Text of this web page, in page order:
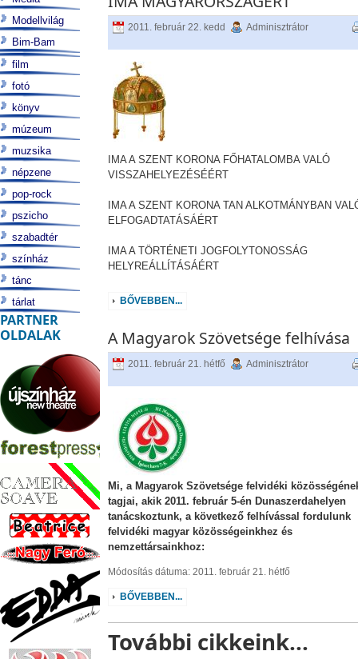
2011. február 22. kedd Adminisztrátor
IMA A SZENT KORONA FŐHATALOMBA VALÓ
VISSZAHELYEZÉSÉÉRT
IMA A SZENT KORONA TAN ALKOTMÁNYBAN
ELFOGADTATÁSÁÉRT
IMA A TÖRTÉNETI JOGFOLYTONOSSÁG
HELYREÁLLÍTÁSÁÉRT
BŐVEBBEN...
A Magyarok Szövetsége felhívása
2011. február 21. hétfő Adminisztrátor
Mi, a Magyarok Szövetsége felvidéki
tagjai, akik 2011. február 5-én Dunaszerdahelyen
tanácskoztunk, a következő felhívással fordulunk
felvidéki magyar közösségeinkhez és
nemzettársainkhoz:
Módosítás dátuma: 2011. február 21. hétfő
BŐVEBBEN...
További cikkeink...
Modellvilág
Bim-Bam
film
fotó
könyv
múzeum
muzsika
népzene
pop-rock
pszicho
szabadtér
színház
tánc
tárlat
PARTNER
OLDALAK